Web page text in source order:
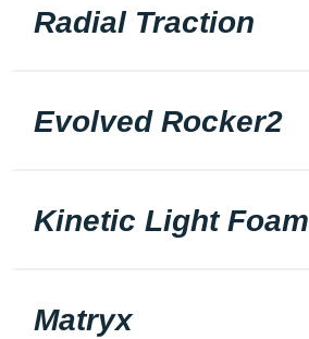
Radial Traction
Evolved Rocker2
Kinetic Light Foam
Matryx